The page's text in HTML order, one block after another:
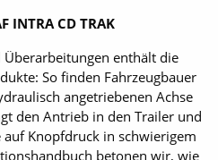
INTRA CD TRAK
enthält die
So finden Fahrzeugbauer
angetriebenen Achse
den Antrieb in den Trailer und
Knopfdruck in schwierigem
betonen wir, wie